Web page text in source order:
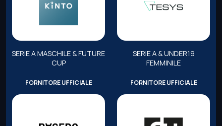
SERIE A MASCHILE & FUTURE
CUP
SERIE A & UNDER19
FEMMINILE
FORNITORE UFFICIALE FORNITORE UFFICIALE